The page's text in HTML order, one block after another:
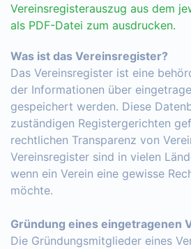
Vereinsregisterauszug aus dem
als PDF-Datei zum ausdrucken.
Was ist das Vereinsregister?
Das Vereinsregister ist eine
der Informationen über
gespeichert werden. Diese
zuständigen Registergerichten
rechtlichen Transparenz von
Vereinsregister sind in vielen
wenn ein Verein eine gewisse
möchte.
Gründung eines eingetragenen
Die Gründungsmitglieder eines